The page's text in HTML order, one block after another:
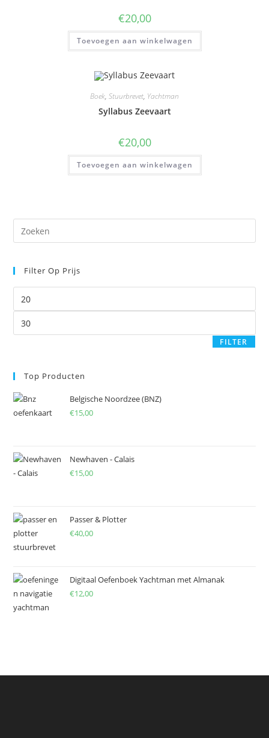
€20,00
Toevoegen aan winkelwagen
Boek, Stuurbrevet, Yachtman
Syllabus Zeevaart
€20,00
Toevoegen aan winkelwagen
the
Filter Op Prijs
prijs
prijs
FILTER
Top Producten
Belgische Noordzee (BNZ)
€15,00
Newhaven - Calais
€15,00
Passer & Plotter
€40,00
Digitaal Oefenboek Yachtman met Almanak
€12,00